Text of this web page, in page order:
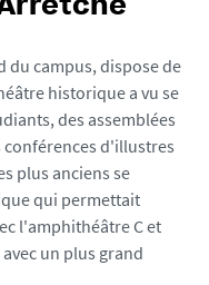
du campus, dispose de
historique a vu se
des assemblées
conférences d'illustres
plus anciens se
qui permettait
l'amphithéâtre C et
un plus grand